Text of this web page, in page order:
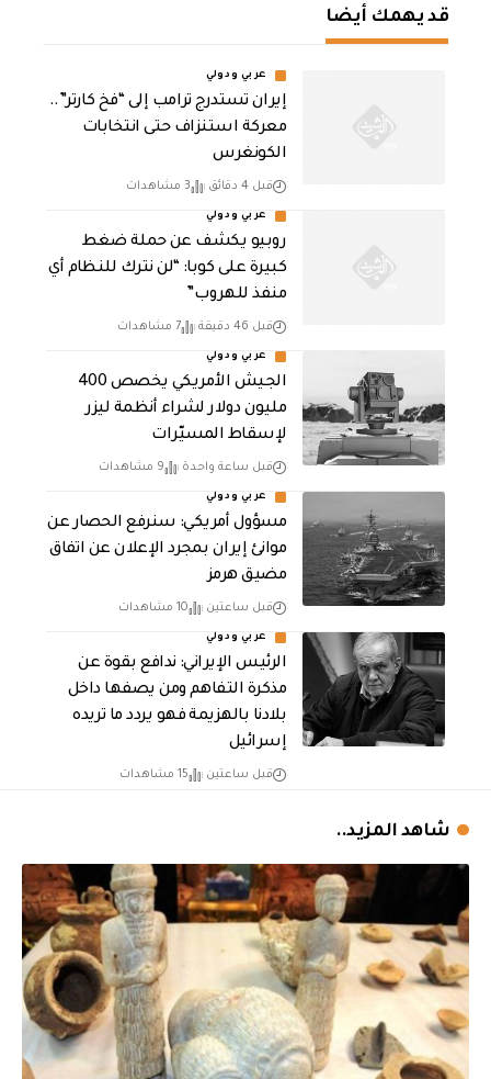
قد يهمك أيضا
عربي ودولي
إيران تستدرج ترامب إلى “فخ كارتر”..
معركة استنزاف حتى انتخابات
الكونغرس
قبل 4 دقائق 3 مشاهدات
عربي ودولي
روبيو يكشف عن حملة ضغط
كبيرة على كوبا: “لن نترك للنظام أي
منفذ للهروب”
قبل 46 دقيقة 7 مشاهدات
عربي ودولي
الجيش الأمريكي يخصص 400
مليون دولار لشراء أنظمة ليزر
لإسقاط المسيّرات
قبل ساعة واحدة 9 مشاهدات
عربي ودولي
مسؤول أمريكي: سنرفع الحصار عن
موانئ إيران بمجرد الإعلان عن اتفاق
مضيق هرمز
قبل ساعتين 10 مشاهدات
عربي ودولي
الرئيس الإيراني: ندافع بقوة عن
مذكرة التفاهم ومن يصفها داخل
بلادنا بالهزيمة فهو يردد ما تريده
إسرائيل
قبل ساعتين 15 مشاهدات
شاهد المزيد..